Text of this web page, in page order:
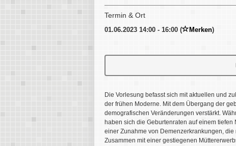
Termin & Ort
01.06.2023 14:00 - 16:00 ( Merken)
Die Vorlesung befasst sich mit aktuellen und
der frühen Moderne. Mit dem Übergang der
demografischen Veränderungen verstärkt.
haben sich die Geburtenraten auf einem
einer Zunahme von Demenzerkrankungen,
Zusammen mit einer gestiegenen